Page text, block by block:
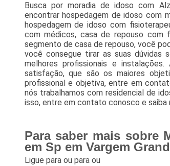
Busca por moradia de idoso com
encontrar hospedagem de idoso com
hospedagem de idoso com
com médicos, casa de repouso com
segmento de casa de repouso, você
você consegue tirar as suas dúvidas
melhores profissionais e
satisfação, que são os maiores
profissional e objetiva, entre em
nós trabalhamos com residencial de
isso, entre em contato conosco e saiba
Para saber mais sobre
em Sp em Vargem
Ligue para ou para ou